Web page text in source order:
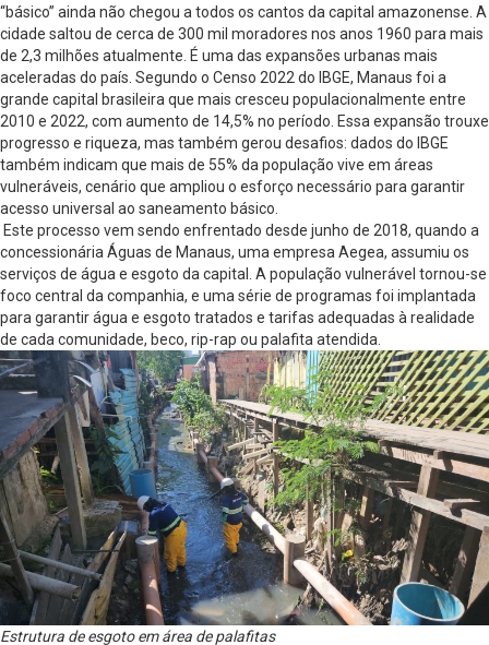
“básico” ainda não chegou a todos os cantos da capital amazonense. A
cidade saltou de cerca de 300 mil moradores nos anos 1960 para mais
de 2,3 milhões atualmente. É uma das expansões urbanas mais
aceleradas do país. Segundo o Censo 2022 do IBGE, Manaus foi a
grande capital brasileira que mais cresceu populacionalmente entre
2010 e 2022, com aumento de 14,5% no período. Essa expansão trouxe
progresso e riqueza, mas também gerou desafios: dados do IBGE
também indicam que mais de 55% da população vive em áreas
vulneráveis, cenário que ampliou o esforço necessário para garantir
acesso universal ao saneamento básico.
Este processo vem sendo enfrentado desde junho de 2018, quando a
concessionária Águas de Manaus, uma empresa Aegea, assumiu os
serviços de água e esgoto da capital. A população vulnerável tornou-se
foco central da companhia, e uma série de programas foi implantada
para garantir água e esgoto tratados e tarifas adequadas à realidade
de cada comunidade, beco, rip-rap ou palafita atendida.
Estrutura de esgoto em área de palafitas